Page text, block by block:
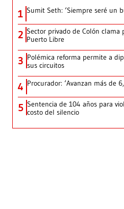
1 Sumit Seth: ‘Siempre seré un
2 Sector privado de Colón clama
Puerto Libre
3 Polémica reforma permite a
sus circuitos
4 Procurador: ‘Avanzan más de
5 Sentencia de 104 años para
costo del silencio